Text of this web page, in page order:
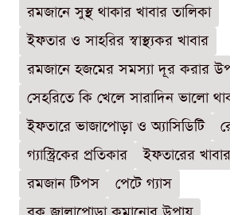
রমজানে সুস্থ থাকার খাবার তালিকা
ইফতার ও সাহরির স্বাস্থ্যকর খাবার
রমজানে হজমের সমস্যা দূর করার
সেহরিতে কি খেলে সারাদিন ভালো
ইফতারে ভাজাপোড়া ও অ্যাসিডিটি
গ্যাস্ট্রিকের প্রতিকার
ইফতারের খাবার
রমজান টিপস
পেটে গ্যাস